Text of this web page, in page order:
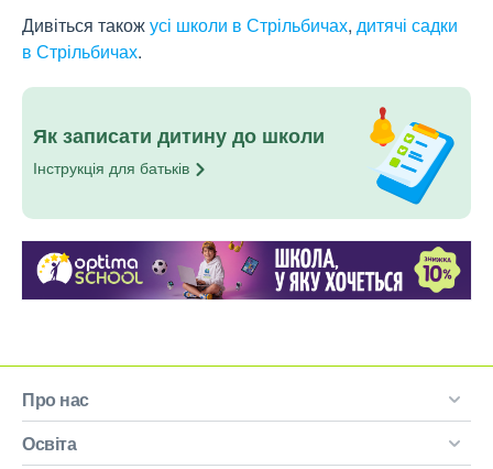
Дивіться такожусі школи в Стрільбичах, дитячі садки
в Стрільбичах.
Як записати дитину до школи
Інструкція для батьків
Про нас
Освіта